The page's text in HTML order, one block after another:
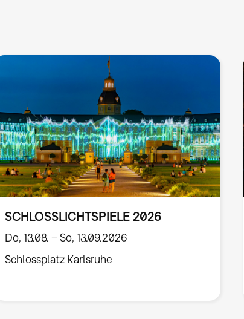
SCHLOSSLICHTSPIELE 2026
Do, 13.08. – So, 13.09.2026
Schlossplatz Karlsruhe